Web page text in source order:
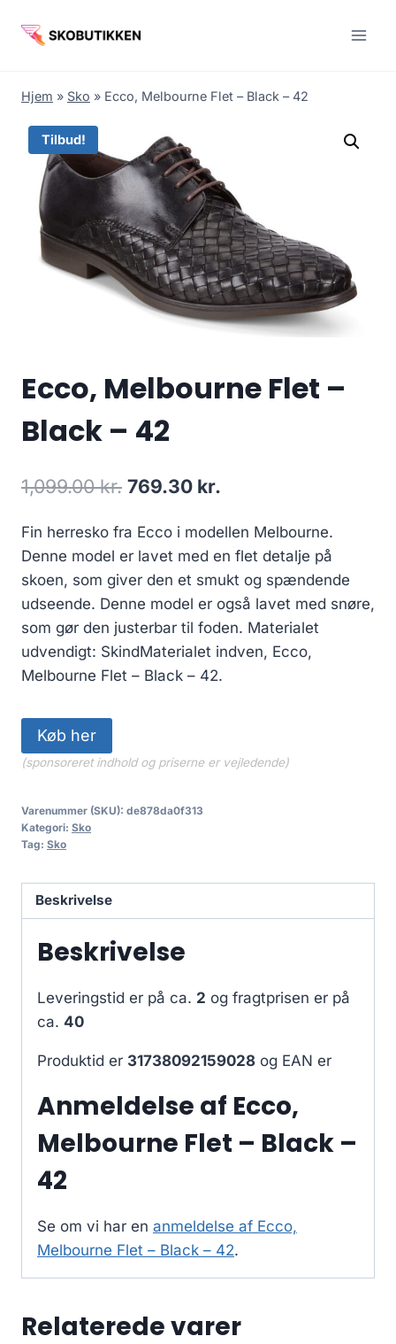
Hjem » Sko » Ecco, Melbourne Flet – Black – 42
Tilbud!
Ecco, Melbourne Flet –
Black – 42
1,099.00kr. Den
pris
var:
1,099.00 kr..
769.30 kr.
pris
er:
769.30 kr..
Fin herresko fra Ecco i modellen Melbourne.
Denne model er lavet med en flet detalje på
skoen, som giver den et smukt og spændende
udseende. Denne model er også lavet med snøre,
som gør den justerbar til foden. Materialet
udvendigt: SkindMaterialet indven, Ecco,
Melbourne Flet – Black – 42.
Køb her
(sponsoreret indhold og priserne er vejledende)
Varenummer (SKU): de878da0f313
Kategori: Sko
Tag: Sko
Beskrivelse
Beskrivelse
Leveringstid er på ca. 2 og fragtprisen er på
ca. 40
Produktid er 31738092159028 og EAN er
Anmeldelse af Ecco,
Melbourne Flet – Black –
42
Se om vi har en anmeldelse af Ecco,
Melbourne Flet – Black – 42.
Relaterede varer